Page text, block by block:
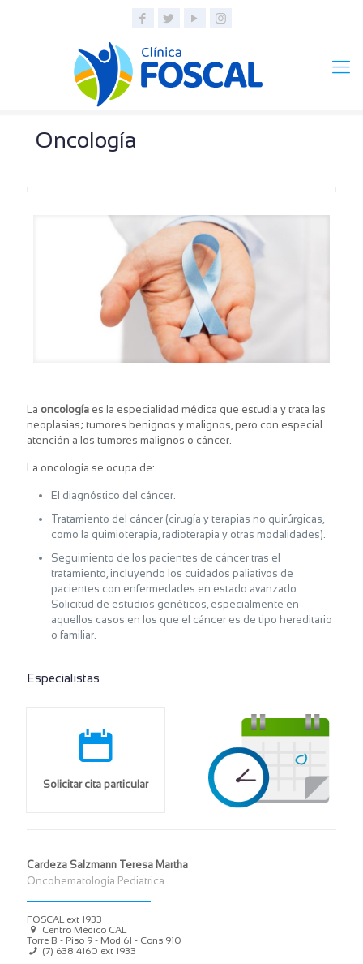
Oncología
La oncología es la especialidad médica que estudia y trata las
neoplasias; tumores benignos y malignos, pero con especial
atención a los tumores malignos o cáncer.
La oncología se ocupa de:​
El diagnóstico del cáncer.
Tratamiento del cáncer (cirugía y terapias no quirúrgicas,
como la quimioterapia, radioterapia y otras modalidades).
Seguimiento de los pacientes de cáncer tras el
tratamiento, incluyendo los cuidados paliativos de
pacientes con enfermedades en estado avanzado.
Solicitud de estudios genéticos, especialmente en
aquellos casos en los que el cáncer es de tipo hereditario
o familiar.
Especialistas
Solicitar cita particular
Cardeza Salzmann Teresa Martha
Oncohematología Pediatrica
FOSCAL ext 1933
Centro Médico CAL
Torre B - Piso 9 - Mod 61 - Cons 910
(7) 638 4160 ext 1933